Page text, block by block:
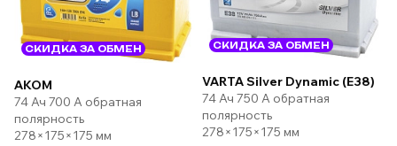
СКИДКА ЗА ОБМЕН
AKOM
74 Ач 700 А обратная
полярность
278×175×175 мм
СКИДКА ЗА ОБМЕН
VARTA Silver Dynamic (E38)
74 Ач 750 А обратная
полярность
278×175×175 мм